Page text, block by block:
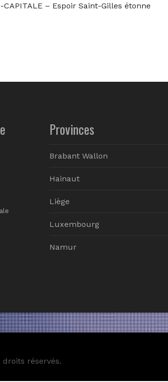
CAPITALE – Espoir Saint-Gilles étonne
Provinces
Brabant Wallon
Hainaut
Liège
Luxembourg
Namur
réservés.